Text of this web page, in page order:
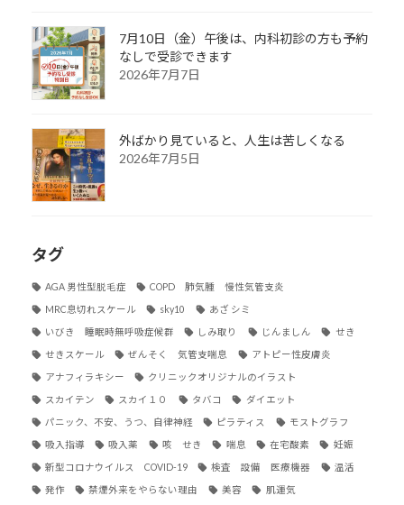
7月10日（金）午後は、内科初診の方も予約
なしで受診できます
2026年7月7日
外ばかり見ていると、人生は苦しくなる
2026年7月5日
タグ
AGA 男性型脱毛症 COPD 肺気腫 慢性気管支炎
MRC息切れスケール sky10 あざ シミ
いびき 睡眠時無呼吸症候群 しみ取り じんましん せき
せきスケール ぜんそく 気管支喘息 アトピー性皮膚炎
アナフィラキシー クリニックオリジナルのイラスト
スカイテン スカイ１０ タバコ ダイエット
パニック、不安、うつ、自律神経 ピラティス モストグラフ
吸入指導 吸入薬 咳 せき 喘息 在宅酸素 妊娠
新型コロナウイルス COVID-19 検査 設備 医療機器 温活
発作 禁煙外来をやらない理由 美容 肌運気